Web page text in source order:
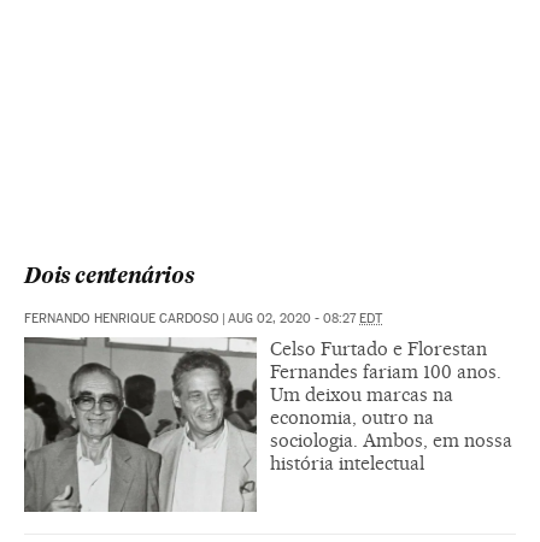
Dois centenários
FERNANDO HENRIQUE CARDOSO | AUG 02, 2020 - 08:27EDT
Celso Furtado e Florestan
Fernandes fariam 100 anos.
Um deixou marcas na
economia, outro na
sociologia. Ambos, em nossa
história intelectual